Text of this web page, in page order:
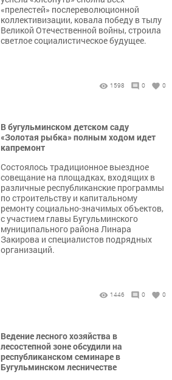
«прелестей» послереволюционной
коллективизации, ковала победу в тылу
Великой Отечественной войны, строила
светлое социалистическое будущее.
1598 0 0
В бугульминском детском саду
«Золотая рыбка» полным ходом идет
капремонт
Состоялось традиционное выездное
совещание на площадках, входящих в
различные республиканские программы
по строительству и капитальному
ремонту социально-значимых объектов,
с участием главы Бугульминского
муниципального района Линара
Закирова и специалистов подрядных
организаций.
1446 0 0
Ведение лесного хозяйства в
лесостепной зоне обсудили на
республиканском семинаре в
Бугульминском лесничестве